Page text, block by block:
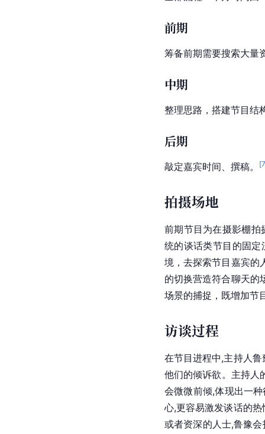
前期
筹备前期需要搜索大量
中期
整理思路，搭建节目结
后期
敲定嘉宾时间、撰稿。 [
拍摄场地
前期节目为在摄影棚
统的谈话类节目的固
境，去探索节目嘉宾的
的切换营造符合聊天的
场景的捕捉，既增加节
访谈过程
在节目进程中,主持人
他们的倾诉欲。主持人
会微微前倾,体现出一
心,更容易激发谈话的
或者资深的人士,鲁豫